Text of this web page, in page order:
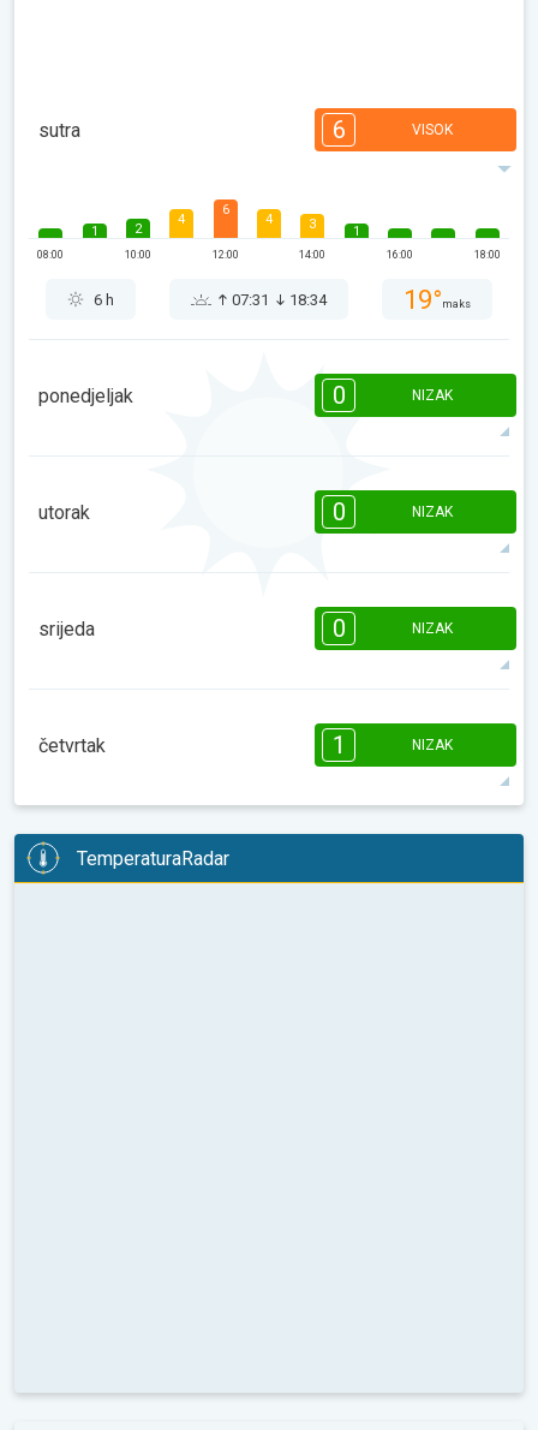
sutra 6 VISOK
08:00
1 2
10:00
4
6
12:00
4 3
14:00
1
16:00 18:00
6 h 07:31 18:34 19° maks
ponedjeljak 0 NIZAK
14:00 16:00 18:00
18:35 15°
utorak 0 NIZAK
14:00 16:00 18:00
18:35 12°
srijeda 0 NIZAK
14:00 16:00 18:00
18:36 14°
četvrtak 1 NIZAK
08:00
20°
TemperaturaRadar